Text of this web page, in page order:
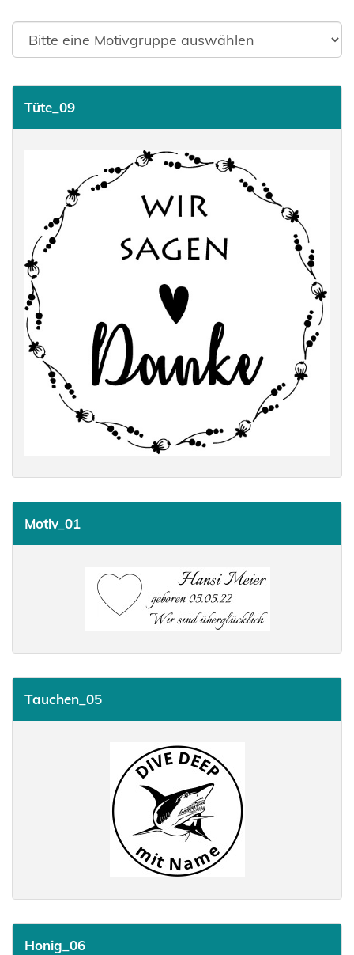
Tüte_09
Motiv_01
Tauchen_05
Honig_06